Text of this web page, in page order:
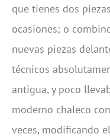
que tienes dos
ocasiones; o
nuevas piezas
técnicos
antigua, y poco
moderno chaleco
veces, modificando